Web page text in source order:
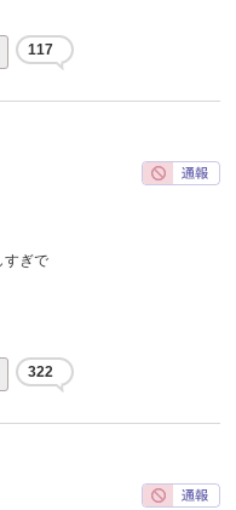
117
すぎで
322